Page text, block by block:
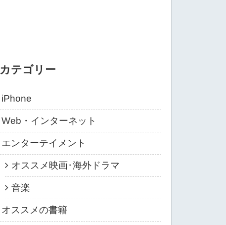
カテゴリー
iPhone
Web・インターネット
エンターテイメント
オススメ映画･海外ドラマ
音楽
オススメの書籍